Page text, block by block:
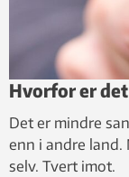
Hvorfor er
Det er mindre
enn i andre land.
selv. Tvert imot.